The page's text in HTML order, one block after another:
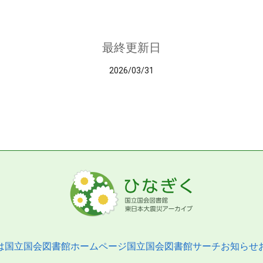
最終更新日
2026/03/31
国立国会図書館ホームページ国立国会図書館サーチお知らせ